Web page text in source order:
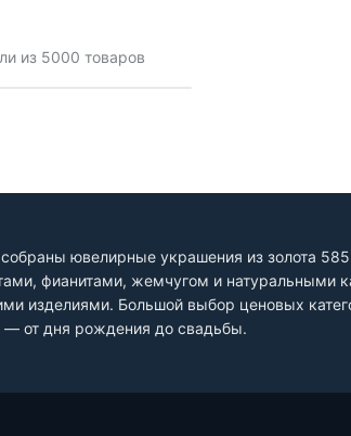
ювелирные украшения из золота
фианитами, жемчугом и натуральными
Большой выбор ценовых
от дня рождения до свадьбы.
из 5000 товаров